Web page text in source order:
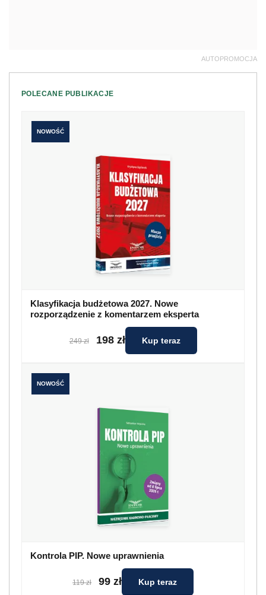
AUTOPROMOCJA
POLECANE PUBLIKACJE
NOWOŚĆ
Klasyfikacja budżetowa 2027. Nowe
rozporządzenie z komentarzem eksperta
249 zł 198 zł Kup teraz
NOWOŚĆ
Kontrola PIP. Nowe uprawnienia
119 zł 99 zł Kup teraz